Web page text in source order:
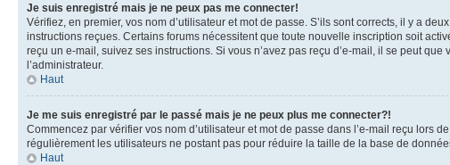
Je suis enregistré mais je ne peux pas me connecter!
Vérifiez, en premier, vos nom d’utilisateur et mot de passe. S’ils sont corrects, il y a
instructions reçues. Certains forums nécessitent que toute nouvelle inscription soit
reçu un e-mail, suivez ses instructions. Si vous n’avez pas reçu d’e-mail, il se peut
l’administrateur.
Haut
Je me suis enregistré par le passé mais je ne peux plus me connecter?!
Commencez par vérifier vos nom d’utilisateur et mot de passe dans l’e-mail reçu lors
régulièrement les utilisateurs ne postant pas pour réduire la taille de la base de
Haut